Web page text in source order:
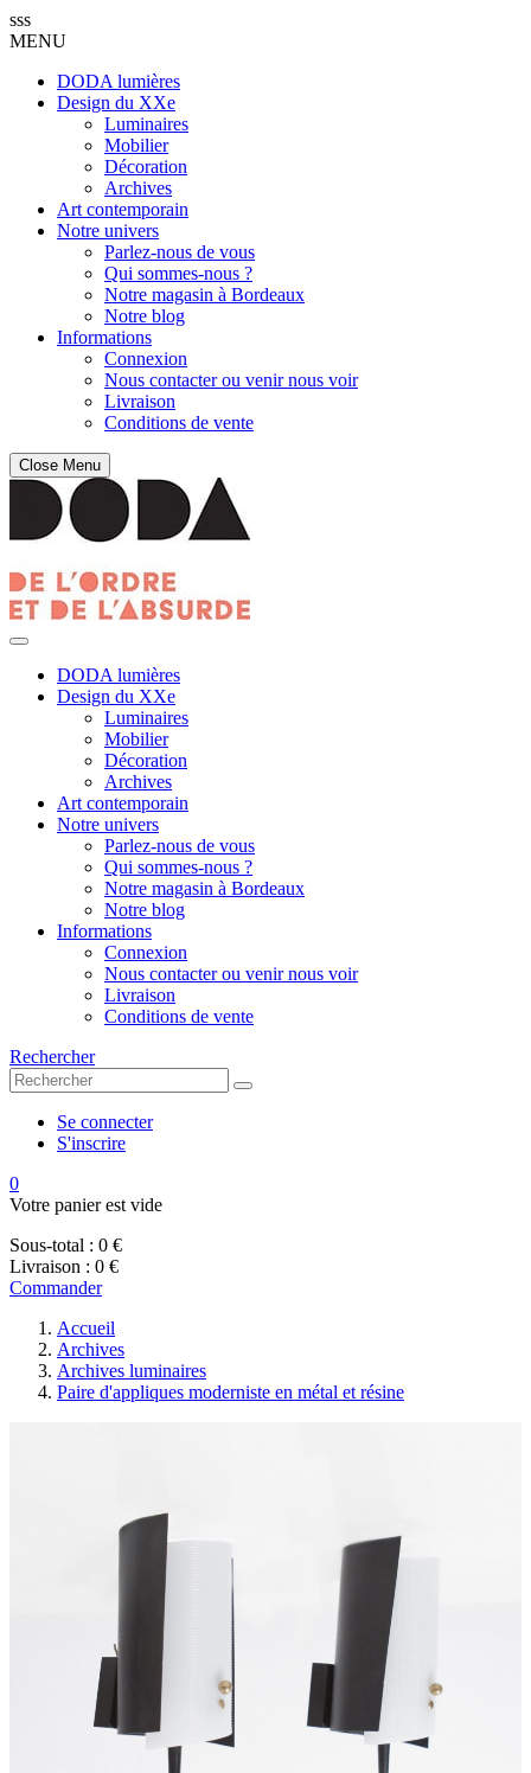
sss
MENU
DODA lumières
Design du XXe
Luminaires
Mobilier
Décoration
Archives
Art contemporain
Notre univers
Parlez-nous de vous
Qui sommes-nous ?
Notre magasin à Bordeaux
Notre blog
Informations
Connexion
Nous contacter ou venir nous voir
Livraison
Conditions de vente
Close Menu
DODA lumières
Design du XXe
Luminaires
Mobilier
Décoration
Archives
Art contemporain
Notre univers
Parlez-nous de vous
Qui sommes-nous ?
Notre magasin à Bordeaux
Notre blog
Informations
Connexion
Nous contacter ou venir nous voir
Livraison
Conditions de vente
Rechercher
Se connecter
S'inscrire
0
Votre panier est vide
Sous-total : 0 €
Livraison : 0 €
Commander
Accueil
Archives
Archives luminaires
Paire d'appliques moderniste en métal et résine